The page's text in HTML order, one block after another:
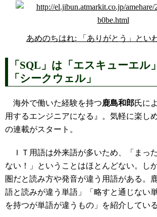
あめのちはれ: 「ありがとう」とい
「SQL」は「エスキューエル
「シークウェル」
海外で働いた経験を持つ鹿島和郎氏に
用するエンジニアになる』。気軽に楽し
の連載がスタート。
ＩＴ用語は外来語が多いため、「まっ
ない！」ということはほとんどない。し
圏だと読み方や発音が違う用語がある。
語と読みが違う単語」「略すと通じない
を持つが単語が違うもの」を紹介している